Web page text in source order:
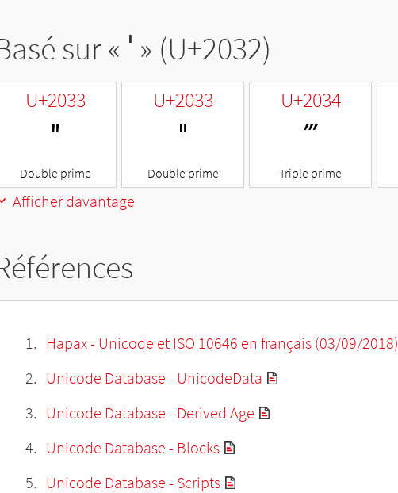
sur « ′ » (U+2032)
U+2033
″
Double prime
U+2033
″
Double prime
U+2034
‴
Triple prime
Afficher davantage
Hapax - Unicode et ISO 10646 en français (03/09/2018)
Unicode Database - UnicodeData
Unicode Database - Derived Age
Unicode Database - Blocks
Unicode Database - Scripts